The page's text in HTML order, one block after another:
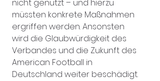
nicht genutzt – und hierzu
müssten konkrete Maßnahmen
ergriffen werden. Ansonsten
wird die Glaubwürdigkeit des
Verbandes und die Zukunft des
American Football in
Deutschland weiter beschädigt.